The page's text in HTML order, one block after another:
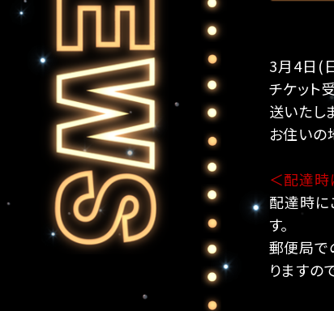
3月4日(
チケット
送いたし
お住いの
＜配達時
配達時に
す。
郵便局で
りますの